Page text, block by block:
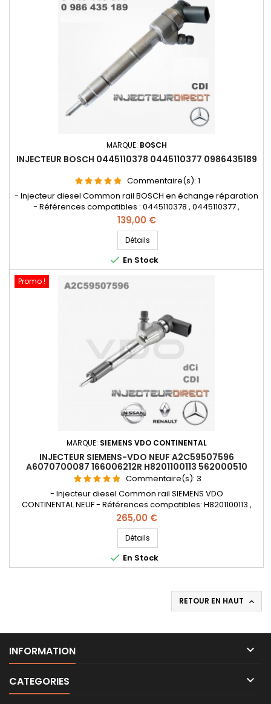
MARQUE: BOSCH
INJECTEUR BOSCH 0445110378 0445110377 0986435189
Commentaire(s): 1
- Injecteur diesel Common rail BOSCH en échange réparation
- Références compatibles : 0445110378 , 0445110377 ,
0986435189 , 0 445 110 378 , 0 445 110 377 , 0 986 435 189 , A 640
070 12 87 , 640 070 12 87 , A6400701287 , 6400701287 - Pour
motorisation Mercedes Benz CDI Pièce d'origine
Prix
139,00 €
Détails
 En Stock
Promo !
MARQUE: SIEMENS VDO CONTINENTAL
INJECTEUR SIEMENS-VDO NEUF A2C59507596
A6070700087 166006212R H8201100113 562000510
Commentaire(s): 3
- Injecteur diesel Common rail SIEMENS VDO
CONTINENTAL NEUF - Références compatibles: H8201100113 ,
8201100113 , 166006212R , 16600001Q1REX , H8200704180 ,
A6070700195 , A6070700087 , 8201041272 , A2C59507596 , -
Pour motorisation Renault Nissan 1.5dCi et Mercedes CDI
Pièce d'origine
Prix
265,00 €
Détails
 En Stock
RETOUR EN HAUT 
INFORMATION 
CATEGORIES 